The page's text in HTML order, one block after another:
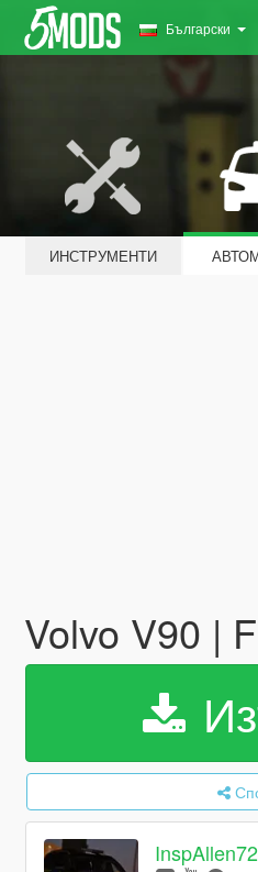
Български
ИНСТРУМЕНТИ
Volvo V90 |